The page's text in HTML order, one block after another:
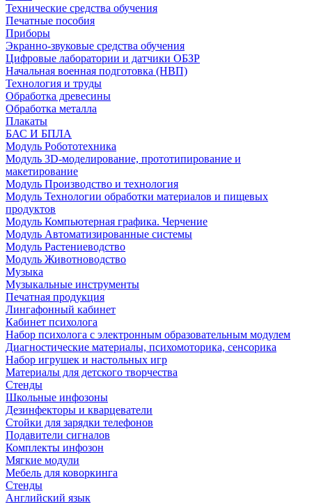
Технические средства обучения
Печатные пособия
Приборы
Экранно-звуковые средства обучения
Цифровые лаборатории и датчики ОБЗР
Начальная военная подготовка (НВП)
Технология и труды
Обработка древесины
Обработка металла
Плакаты
БАС И БПЛА
Модуль Робототехника
Модуль 3D-моделирование, прототипирование и
макетирование
Модуль Производство и технология
Модуль Технологии обработки материалов и пищевых
продуктов
Модуль Компьютерная графика. Черчение
Модуль Автоматизированные системы
Модуль Растениеводство
Модуль Животноводство
Музыка
Музыкальные инструменты
Печатная продукция
Лингафонный кабинет
Кабинет психолога
Набор психолога с электронным образовательным модулем
Диагностические материалы, психомоторика, сенсорика
Набор игрушек и настольных игр
Материалы для детского творчества
Стенды
Школьные инфозоны
Дезинфекторы и кварцеватели
Стойки для зарядки телефонов
Подавители сигналов
Комплекты инфозон
Мягкие модули
Мебель для коворкинга
Стенды
Английский язык